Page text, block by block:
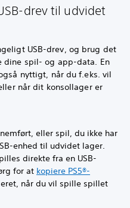
drev til udvidet
USB-drev, og brug det
spil- og app-data. En
nyttigt, når du f.eks. vil
når dit konsollager er
eller spil, du ikke har
enhed til udvidet lager.
direkte fra en USB-
for at kopiere PS5®-
når du vil spille spillet